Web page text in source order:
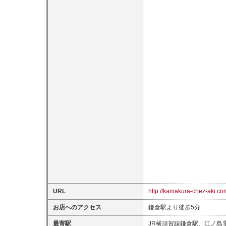
URL http://kamakura-chez-
お店へのアクセス 鎌倉駅より徒歩5分
最寄駅 JR横須賀線鎌倉駅、江ノ島